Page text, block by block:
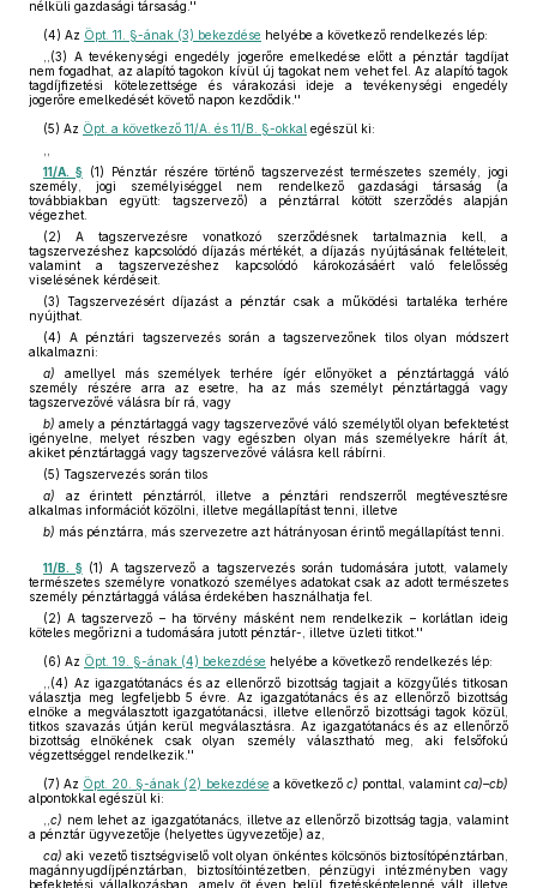
nélküli gazdasági társaság.''
(4) Az Öpt. 11. §-ának (3) bekezdése helyébe a következő rendelkezés lép:
,,(3) A tevékenységi engedély jogerőre emelkedése előtt a pénztár tagdíjat
nem fogadhat, az alapító tagokon kívül új tagokat nem vehet fel. Az alapító tagok
tagdíjfizetési kötelezettsége és várakozási ideje a tevékenységi engedély
jogerőre emelkedését követő napon kezdődik.''
(5) Az Öpt. a következő 11/A. és 11/B. §-okkal egészül ki:
11/A. §(1) Pénztár részére történő tagszervezést természetes személy, jogi
személy, jogi személyiséggel nem rendelkező gazdasági társaság (a
továbbiakban együtt: tagszervező) a pénztárral kötött szerződés alapján
végezhet.
(2) A tagszervezésre vonatkozó szerződésnek tartalmaznia kell, a
tagszervezéshez kapcsolódó díjazás mértékét, a díjazás nyújtásának feltételeit,
valamint a tagszervezéshez kapcsolódó károkozásáért való felelősség
viselésének kérdéseit.
(3) Tagszervezésért díjazást a pénztár csak a működési tartaléka terhére
nyújthat.
(4) A pénztári tagszervezés során a tagszervezőnek tilos olyan módszert
alkalmazni:
a) amellyel más személyek terhére ígér előnyöket a pénztártaggá váló
személy részére arra az esetre, ha az más személyt pénztártaggá vagy
tagszervezővé válásra bír rá, vagy
b) amely a pénztártaggá vagy tagszervezővé váló személytől olyan befektetést
igényelne, melyet részben vagy egészben olyan más személyekre hárít át,
akiket pénztártaggá vagy tagszervezővé válásra kell rábírni.
(5) Tagszervezés során tilos
a) az érintett pénztárról, illetve a pénztári rendszerről megtévesztésre
alkalmas információt közölni, illetve megállapítást tenni, illetve
b) más pénztárra, más szervezetre azt hátrányosan érintő megállapítást tenni.
11/B. §(1) A tagszervező a tagszervezés során tudomására jutott, valamely
természetes személyre vonatkozó személyes adatokat csak az adott természetes
személy pénztártaggá válása érdekében használhatja fel.
(2) A tagszervező – ha törvény másként nem rendelkezik – korlátlan ideig
köteles megőrizni a tudomására jutott pénztár-, illetve üzleti titkot.''
(6) Az Öpt. 19. §-ának (4) bekezdése helyébe a következő rendelkezés lép:
,,(4) Az igazgatótanács és az ellenőrző bizottság tagjait a közgyűlés titkosan
választja meg legfeljebb 5 évre. Az igazgatótanács és az ellenőrző bizottság
elnöke a megválasztott igazgatótanácsi, illetve ellenőrző bizottsági tagok közül,
titkos szavazás útján kerül megválasztásra. Az igazgatótanács és az ellenőrző
bizottság elnökének csak olyan személy választható meg, aki felsőfokú
végzettséggel rendelkezik.''
(7) Az Öpt. 20. §-ának (2) bekezdése a következő c) ponttal, valamintca)–cb)
alpontokkal egészül ki:
c) nem lehet az igazgatótanács, illetve az ellenőrző bizottság tagja, valamint
a pénztár ügyvezetője (helyettes ügyvezetője) az,
ca) aki vezető tisztségviselő volt olyan önkéntes kölcsönös biztosítópénztárban,
magánnyugdíjpénztárban, biztosítóintézetben, pénzügyi intézményben vagy
befektetési vállalkozásban, amely öt éven belül fizetésképtelenné vált, illetve